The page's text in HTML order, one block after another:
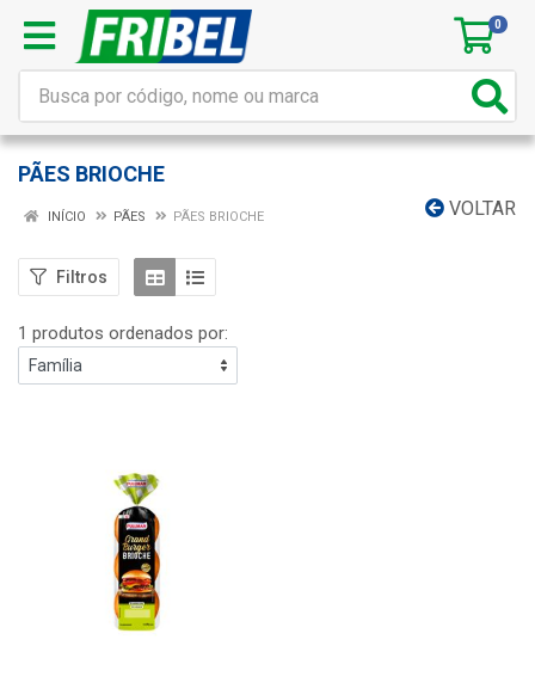
0
PÃES BRIOCHE
VOLTAR
INÍCIO PÃES PÃES BRIOCHE
Filtros
1 produtos ordenados por: